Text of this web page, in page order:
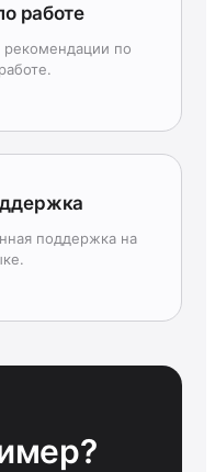
работе
по
поддержка на